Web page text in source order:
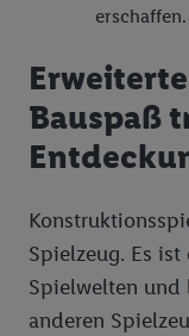
erschaffen.
Bauspaß
Spielzeug. Es
Spielwelten und
anderen